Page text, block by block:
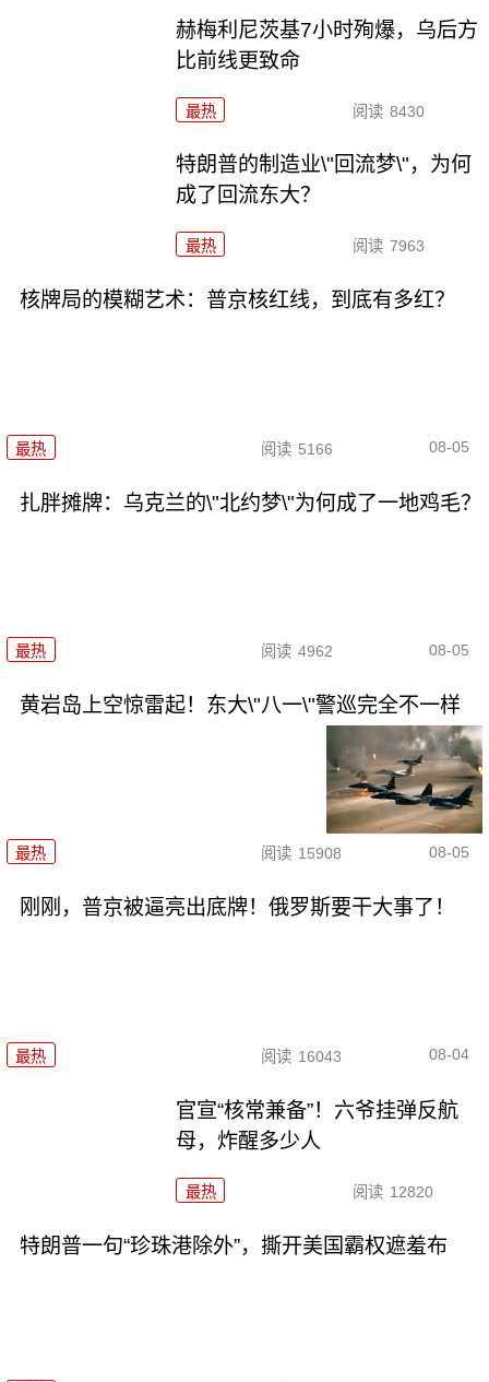
赫梅利尼茨基7小时殉爆，乌后方
比前线更致命
最热 阅读 8430
特朗普的制造业\"回流梦\"，为何
成了回流东大？
最热 阅读 7963
核牌局的模糊艺术：普京核红线，到底有多红？
最热 阅读 5166 08-05
扎胖摊牌：乌克兰的\"北约梦\"为何成了一地鸡毛？
最热 阅读 4962 08-05
黄岩岛上空惊雷起！东大\"八一\"警巡完全不一样
最热 阅读 15908 08-05
刚刚，普京被逼亮出底牌！俄罗斯要干大事了！
最热 阅读 16043 08-04
官宣“核常兼备”！六爷挂弹反航
母，炸醒多少人
最热 阅读 12820
特朗普一句“珍珠港除外”，撕开美国霸权遮羞布